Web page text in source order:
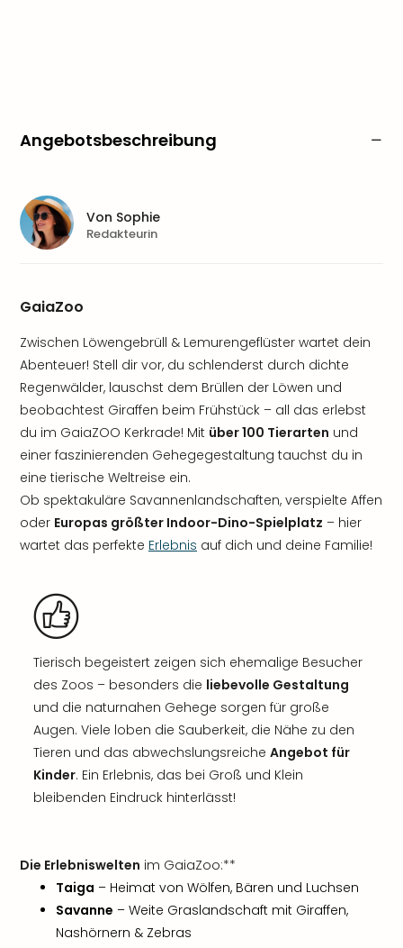
Angebotsbeschreibung
GaiaZoo
Zwischen Löwengebrüll & Lemurengeflüster wartet dein
Abenteuer! Stell dir vor, du schlenderst durch dichte
Regenwälder, lauschst dem Brüllen der Löwen und
beobachtest Giraffen beim Frühstück – all das erlebst
du im GaiaZOO Kerkrade! Mit über 100 Tierarten und
einer faszinierenden Gehegegestaltung tauchst du in
eine tierische Weltreise ein.
Ob spektakuläre Savannenlandschaften, verspielte Affen
oder Europas größter Indoor-Dino-Spielplatz – hier
wartet das perfekte Erlebnis auf dich und deine Familie!
Tierisch begeistert zeigen sich ehemalige Besucher
des Zoos – besonders die liebevolle Gestaltung
und die naturnahen Gehege sorgen für große
Augen. Viele loben die Sauberkeit, die Nähe zu den
Tieren und das abwechslungsreiche Angebot für
Kinder. Ein Erlebnis, das bei Groß und Klein
bleibenden Eindruck hinterlässt!
Die Erlebniswelten im GaiaZoo:**
Taiga – Heimat von Wölfen, Bären und Luchsen
Savanne – Weite Graslandschaft mit Giraffen,
Nashörnern & Zebras
Von Sophie
Redakteurin